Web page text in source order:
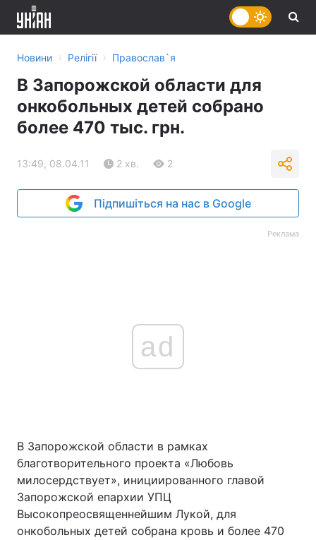
Новини › Релігії › Православ`я
В Запорожской области для
онкобольных детей собрано
более 470 тыс. грн.
13:49, 08.04.11 2 хв. 2
Підпишіться на нас в Google
Реклама
ad
В Запорожской области в рамках
благотворительного проекта «Любовь
милосердствует», инициированного главой
Запорожской епархии УПЦ
Высокопреосвященнейшим Лукой, для
онкобольных детей собрана кровь и более 470